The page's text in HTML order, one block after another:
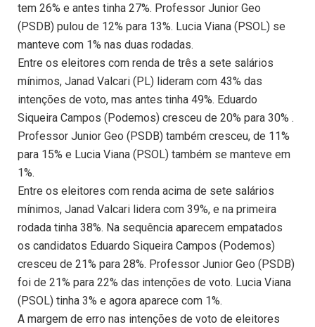
tem 26% e antes tinha 27%. Professor Junior Geo
(PSDB) pulou de 12% para 13%. Lucia Viana (PSOL) se
manteve com 1% nas duas rodadas.
Entre os eleitores com renda de três a sete salários
mínimos, Janad Valcari (PL) lideram com 43% das
intenções de voto, mas antes tinha 49%. Eduardo
Siqueira Campos (Podemos) cresceu de 20% para 30% .
Professor Junior Geo (PSDB) também cresceu, de 11%
para 15% e Lucia Viana (PSOL) também se manteve em
1%.
Entre os eleitores com renda acima de sete salários
mínimos, Janad Valcari lidera com 39%, e na primeira
rodada tinha 38%. Na sequência aparecem empatados
os candidatos Eduardo Siqueira Campos (Podemos)
cresceu de 21% para 28%. Professor Junior Geo (PSDB)
foi de 21% para 22% das intenções de voto. Lucia Viana
(PSOL) tinha 3% e agora aparece com 1%.
A margem de erro nas intenções de voto de eleitores